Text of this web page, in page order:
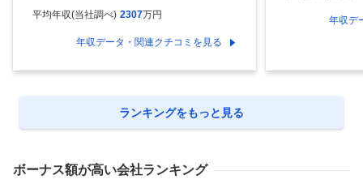
平均年収(当社調べ) 2307万円
年収データ・関連クチコミを見る
年収デ
ランキングをもっと見る
ボーナス額が高い会社ランキング